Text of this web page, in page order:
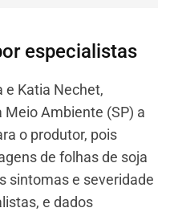
especialistas
e Katia Nechet,
Ambiente (SP) a
o produtor, pois
de folhas de soja
sintomas e severidade
e dados